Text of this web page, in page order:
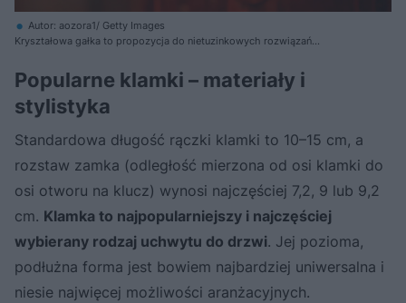
Autor: aozora1/ Getty Images
Kryształowa gałka to propozycja do nietuzinkowych rozwiązań
Popularne klamki – materiały i
stylistyka
Standardowa długość rączki klamki to 10–15 cm, a
rozstaw zamka (odległość mierzona od osi klamki do
osi otworu na klucz) wynosi najczęściej 7,2, 9 lub 9,2
cm. Klamka to najpopularniejszy i najczęściej
wybierany rodzaj uchwytu do drzwi. Jej pozioma,
podłużna forma jest bowiem najbardziej uniwersalna i
niesie najwięcej możliwości aranżacyjnych.